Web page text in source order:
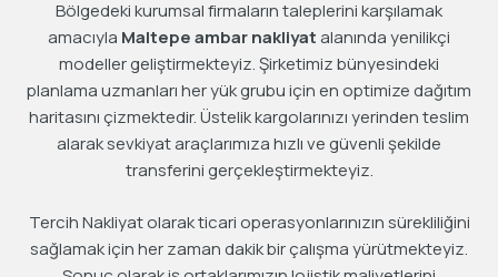
Bölgedeki kurumsal firmaların taleplerini karşılamak
amacıyla Maltepe ambar nakliyatalanında yenilikçi
modeller geliştirmekteyiz. Şirketimiz bünyesindeki
planlama uzmanları her yük grubu için en optimize dağıtım
haritasını çizmektedir. Üstelik kargolarınızı yerinden teslim
alarak sevkiyat araçlarımıza hızlı ve güvenli şekilde
transferini gerçekleştirmekteyiz.
Tercih Nakliyat olarak ticari operasyonlarınızın sürekliliğini
sağlamak için her zaman dakik bir çalışma yürütmekteyiz.